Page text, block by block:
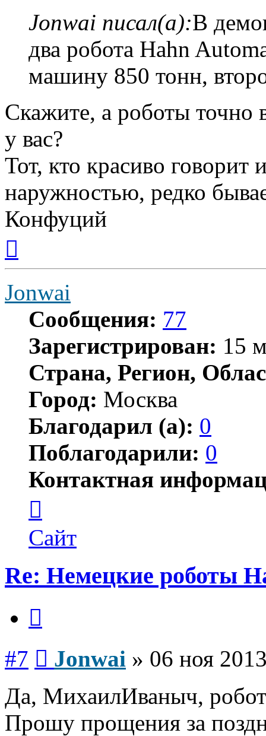
Jonwai писал(а):В
два робота Hahn
машину 850 тонн,
Скажите, а роботы точно
у вас?
Тот, кто красиво говорит
наружностью, редко
Конфуций
началу
Jonwai
Сообщения: 77
Зарегистрирован: 15
Страна, Регион,
Город: Москва
Благодарил (а): 0
Поблагодарили: 0
Контактная
пользователя
Jonwai
Сайт
Re: Немецкие роботы
#7 Jonwai » 06 ноя
Да, МихаилИваныч,
Прошу прощения за